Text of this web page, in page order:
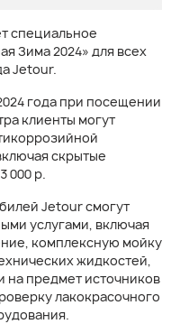
специальное
Зима 2024» для всех
Jetour.
года при посещении
клиенты могут
скрытые
000 р.
Jetour смогут
услугами, включая
комплексную мойку
жидкостей,
на предмет источников
лакокрасочного